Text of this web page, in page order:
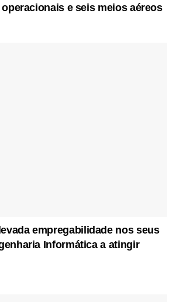
e seis meios aéreos
empregabilidade nos seus
Informática a atingir